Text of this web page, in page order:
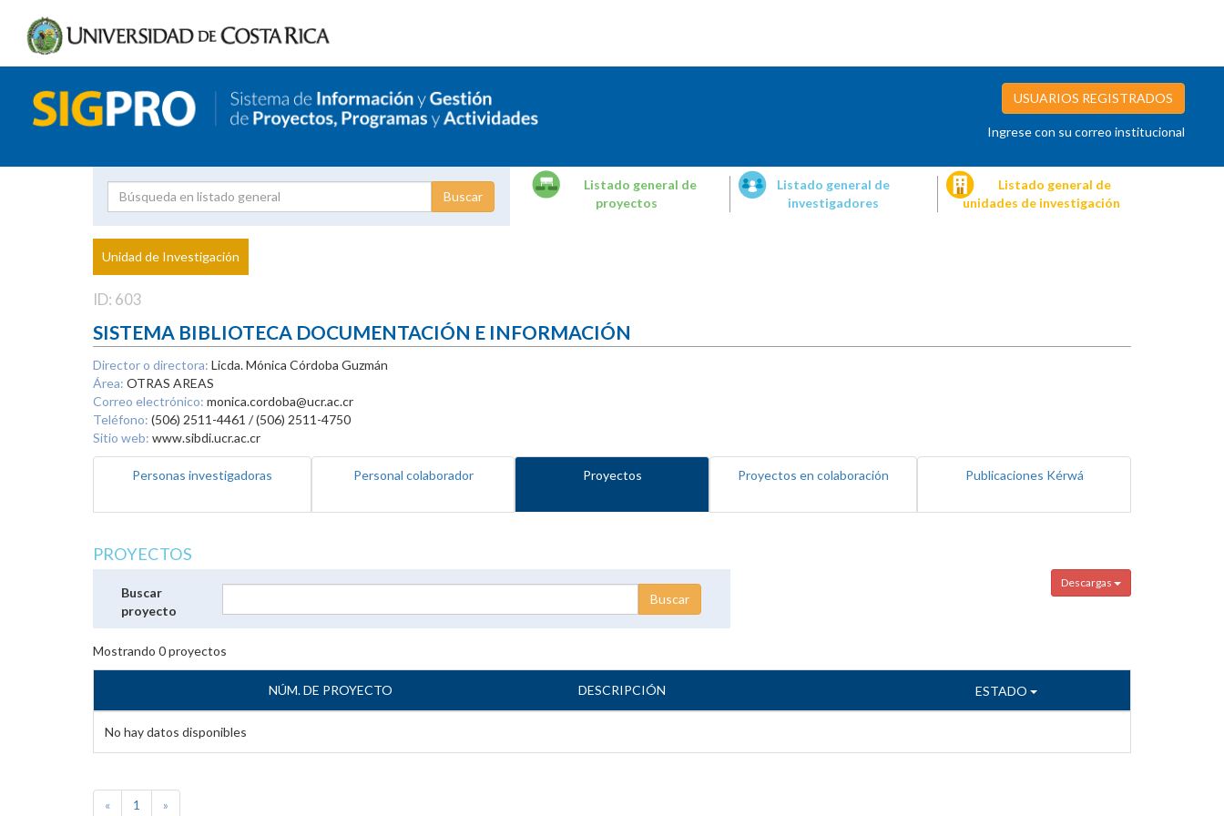
USUARIOS REGISTRADOS
Ingrese con su correo institucional
Proyecto
Investigador
Listado general de
proyectos
Listado general de
investigadores
Listado general de
unidades de investigación
Unidad de Investigación
ID: 603
SISTEMA BIBLIOTECA DOCUMENTACIÓN E INFORMACIÓN
Director o directora: Licda. Mónica Córdoba Guzmán
Área: OTRAS AREAS
Correo electrónico: monica.cordoba@ucr.ac.cr
Teléfono: (506) 2511-4461 / (506) 2511-4750
Sitio web: www.sibdi.ucr.ac.cr
Personas investigadoras Personal colaborador Proyectos Proyectos en colaboración Publicaciones Kérwá
PROYECTOS
Descargas
Buscar
proyecto
Mostrando 0proyectos
NÚM. DE PROYECTO DESCRIPCIÓN ESTADO
No hay datos disponibles
« 1 »